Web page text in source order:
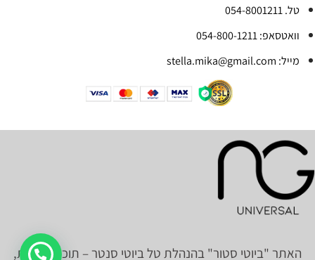
טל. 054-8001211
וואטסאפ: 054-800-1211
מייל: stella.mika@gmail.com
האתר "ביוטי סטור" בהנהלת טל ביוטי סנטר – תוכן, תמונות,